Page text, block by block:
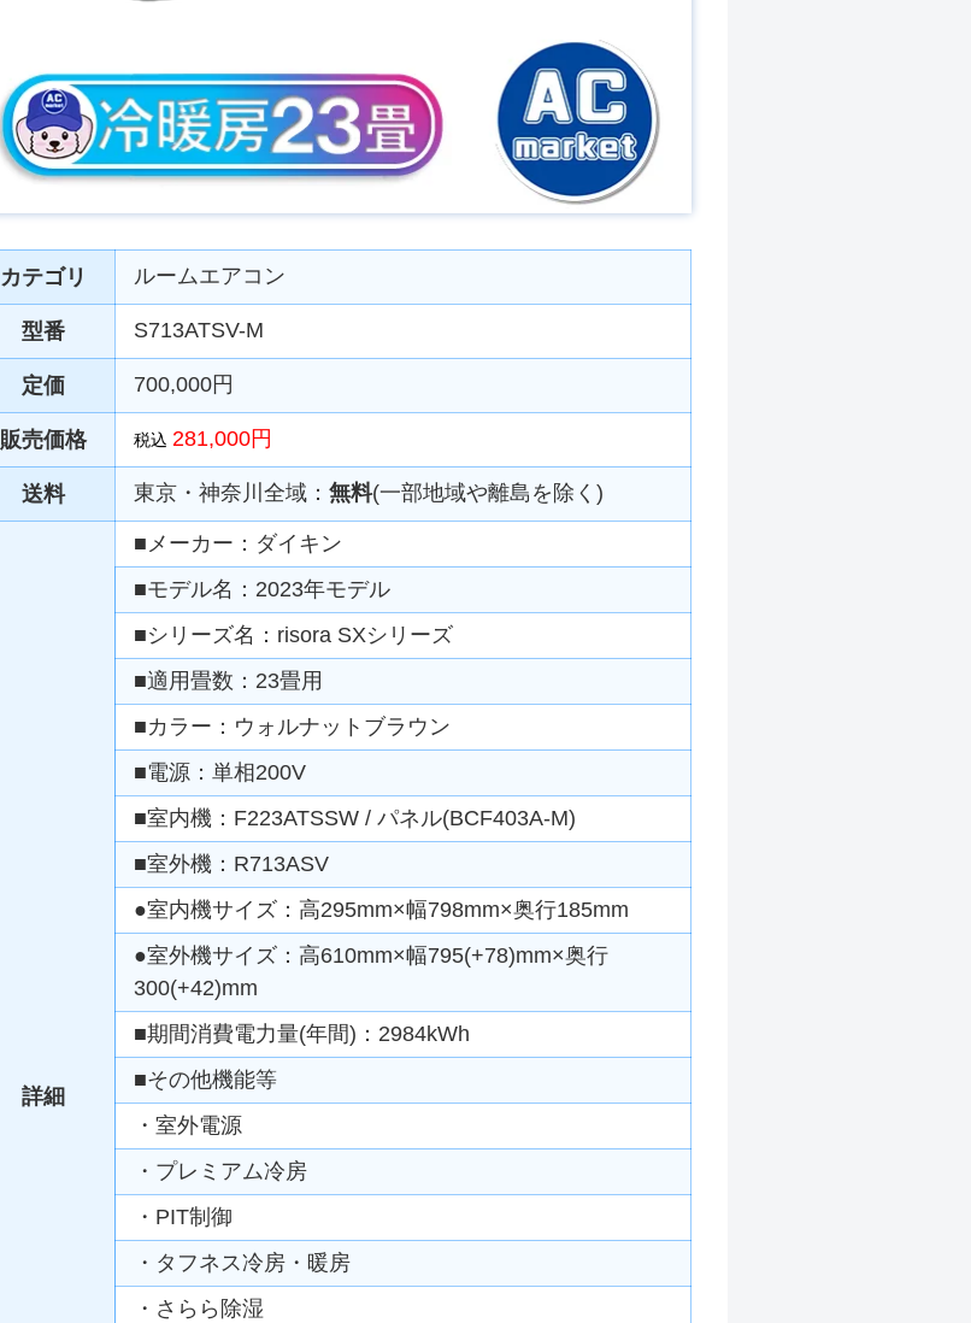
カテゴリ ルームエアコン
型番 S713ATSV-M
定価 700,000円
販売価格 税込 281,000円
送料 東京・神奈川全域： 無料(一部地域や離島を除く)
詳細
■メーカー：ダイキン
■モデル名：2023年モデル
■シリーズ名：risora SXシリーズ
■適用畳数：23畳用
■カラー：ウォルナットブラウン
■電源：単相200V
■室内機：F223ATSSW / パネル(BCF403A-M)
■室外機：R713ASV
●室内機サイズ：高295mm×幅798mm×奥行185mm
●室外機サイズ：高610mm×幅795(+78)mm×奥行
300(+42)mm
■期間消費電力量(年間)：2984kWh
■その他機能等
・室外電源
・プレミアム冷房
・PIT制御
・タフネス冷房・暖房
・さらら除湿